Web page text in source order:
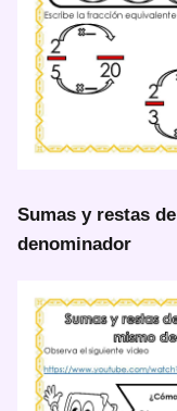
Sumas y restas
denominador